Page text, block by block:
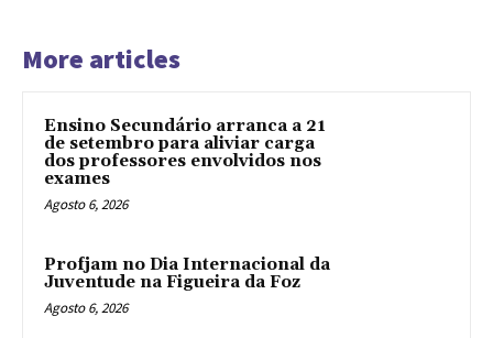
More articles
Ensino Secundário arranca a 21
de setembro para aliviar carga
dos professores envolvidos nos
exames
Agosto 6, 2026
Profjam no Dia Internacional da
Juventude na Figueira da Foz
Agosto 6, 2026